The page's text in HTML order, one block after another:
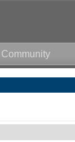
Community